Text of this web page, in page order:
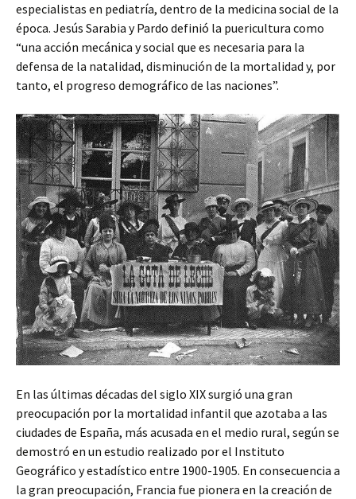
especialistas en pediatría, dentro de la medicina social de la
época. Jesús Sarabia y Pardo definió la puericultura como
“una acción mecánica y social que es necesaria para la
defensa de la natalidad, disminución de la mortalidad y, por
tanto, el progreso demográfico de las naciones”.
En las últimas décadas del siglo XIX surgió una gran
preocupación por la mortalidad infantil que azotaba a las
ciudades de España, más acusada en el medio rural, según se
demostró en un estudio realizado por el Instituto
Geográfico y estadístico entre 1900-1905. En consecuencia a
la gran preocupación, Francia fue pionera en la creación de